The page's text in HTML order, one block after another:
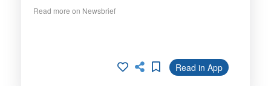
Read more on Newsbrief
Read in App